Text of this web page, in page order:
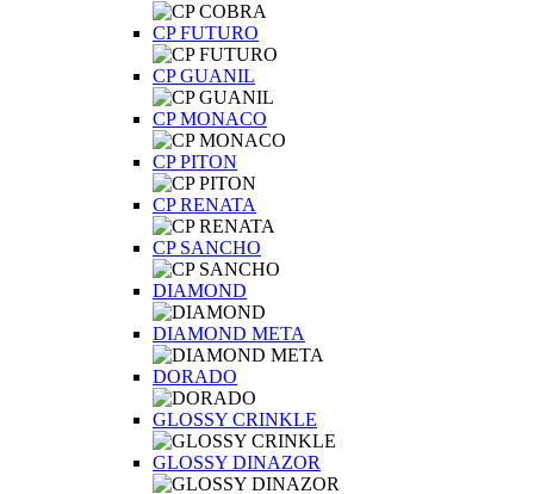
CP FUTURO
CP GUANIL
CP MONACO
CP PITON
CP RENATA
CP SANCHO
DIAMOND
DIAMOND META
DORADO
GLOSSY CRINKLE
GLOSSY DINAZOR